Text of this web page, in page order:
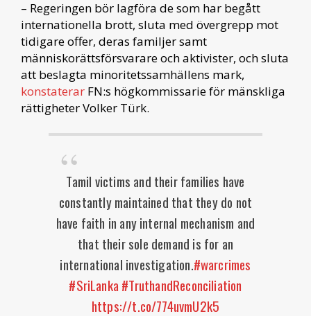
– Regeringen bör lagföra de som har begått
internationella brott, sluta med övergrepp mot
tidigare offer, deras familjer samt
människorättsförsvarare och aktivister, och sluta
att beslagta minoritetssamhällens mark,
konstaterar FN:s högkommissarie för mänskliga
rättigheter Volker Türk.
Tamil victims and their families have
constantly maintained that they do not
have faith in any internal mechanism and
that their sole demand is for an
international investigation.#warcrimes
#SriLanka #TruthandReconciliation
https://t.co/774uvmU2k5